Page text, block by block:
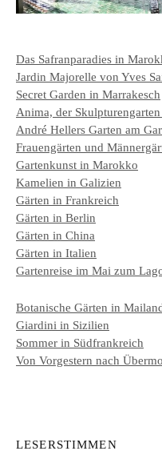
Das Safranparadies in
Jardin Majorelle von Yves
Secret Garden in Marrakesch
Anima, der
André Hellers Garten am
Frauengärten und
Gartenkunst in Marokko
Kamelien in Galizien
Gärten in Frankreich
Gärten in Berlin
Gärten in China
Gärten in Italien
Gartenreise im Mai zum
Botanische Gärten in
Giardini in Sizilien
Sommer in Südfrankreich
Von Vorgestern nach
LESERSTIMMEN